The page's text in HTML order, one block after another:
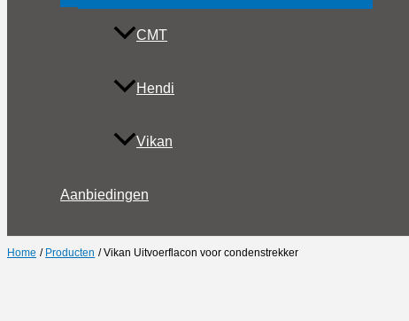
CMT
Hendi
Vikan
Aanbiedingen
Home Producten Vikan Uitvoerflacon voor condenstrekker